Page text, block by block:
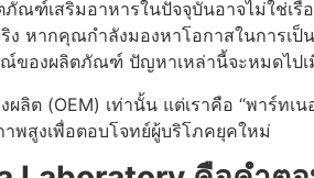
ณฑ์เสริมอาหารในปัจจุบันอาจไม่ใช่เ
ง หากคุณกำลังมองหาโอกาสในการเ
ของผลิตภัณฑ์ ปัญหาเหล่านี้จะหมดไปเ
งผลิต (OEM) เท่านั้น แต่เราคือ “พาร์ท
พสูงเพื่อตอบโจทย์ผู้บริโภคยุคใหม่